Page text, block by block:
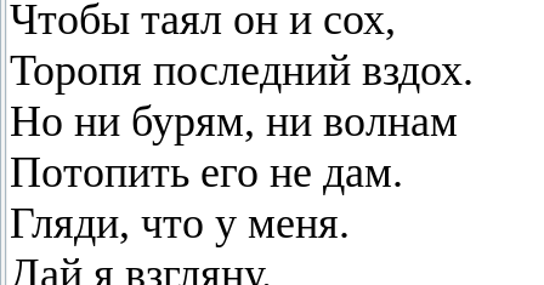
Чтобы таял он и сох,
Торопя последний вздох.
Но ни бурям, ни волнам
Потопить его не дам.
Гляди, что у меня.
Дай я взгляну.